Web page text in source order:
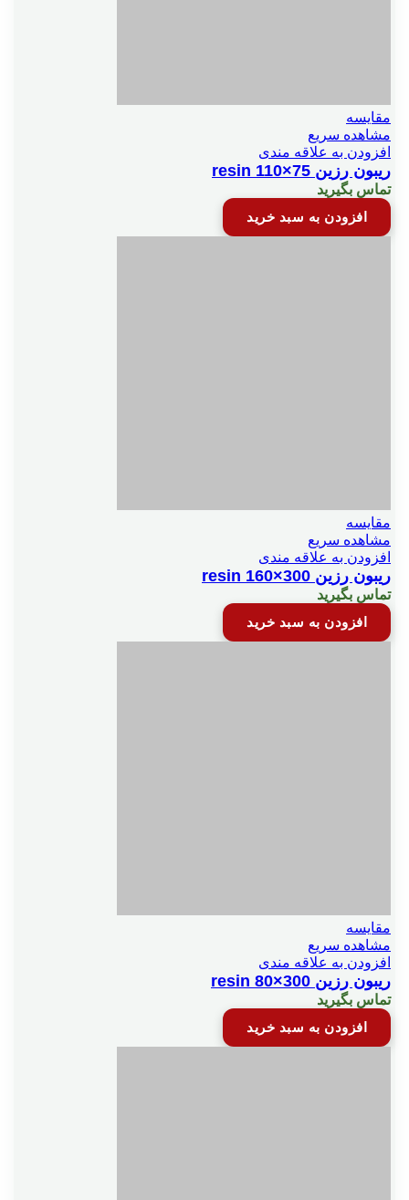
مقایسه
مشاهده سریع
افزودن به علاقه مندی
ریبون رزین resin 110×75
تماس بگیرید
افزودن به سبد خرید
مقایسه
مشاهده سریع
افزودن به علاقه مندی
ریبون رزین resin 160×300
تماس بگیرید
افزودن به سبد خرید
مقایسه
مشاهده سریع
افزودن به علاقه مندی
ریبون رزین resin 80×300
تماس بگیرید
افزودن به سبد خرید